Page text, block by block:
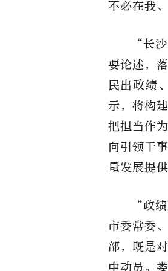
不必在我
“长
要论述，
民出政绩
示，将构
把担当作
向引领干
量发展提
“政
市委常委
部，既是
中动员。